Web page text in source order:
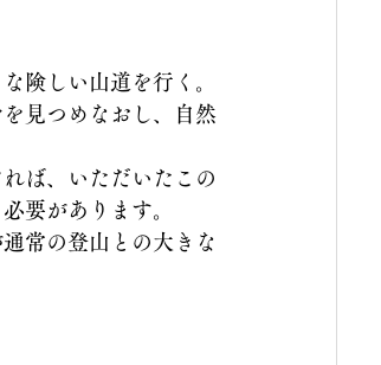
険しい山道を行く。
見つめなおし、自然
ば、いただいたこの
要があります。
常の登山との大きな